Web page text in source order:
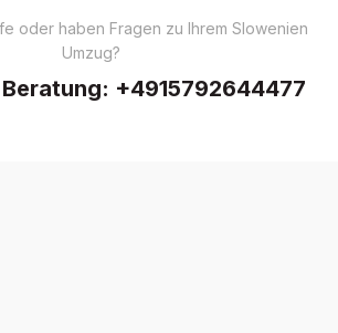
oder haben Fragen zu Ihrem Slowenien
Umzug?
+4915792644477